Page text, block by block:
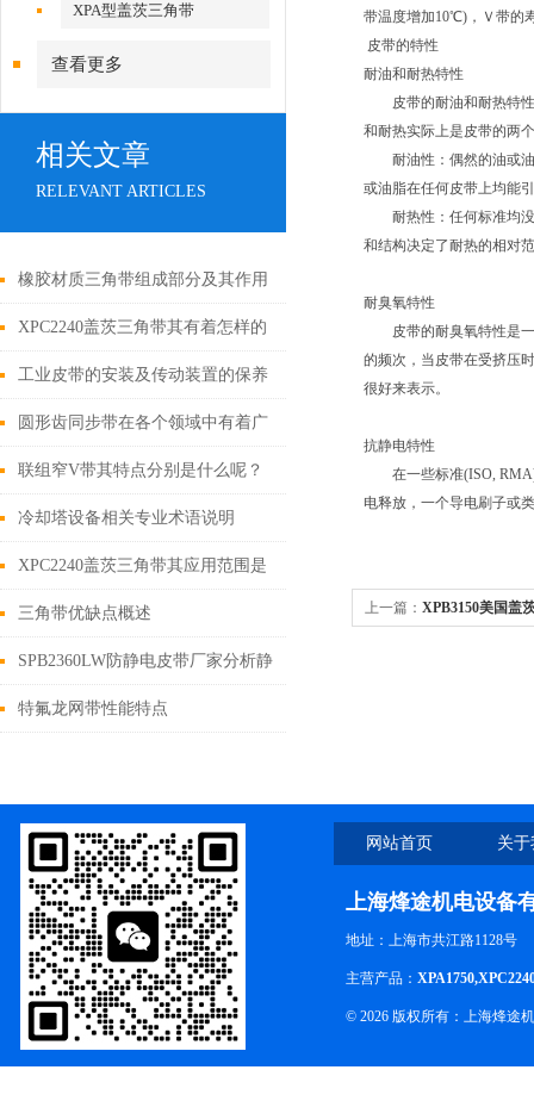
XPA型盖茨三角带
查看更多
相关文章
RELEVANT ARTICLES
橡胶材质三角带组成部分及其作用
XPC2240盖茨三角带其有着怎样的
结构特点呢？
工业皮带的安装及传动装置的保养
圆形齿同步带在各个领域中有着广
泛的作用
联组窄V带其特点分别是什么呢？
冷却塔设备相关专业术语说明
XPC2240盖茨三角带其应用范围是
极为广泛的
三角带优缺点概述
SPB2360LW防静电皮带厂家分析静
电的危害及防治
特氟龙网带性能特点
带温度增加10℃)，Ｖ带的
皮带的特性
耐油和耐热特性
皮带的耐油和耐热特性(
和耐热实际上是皮带的两
耐油性：偶然的油或油
或油脂在任何皮带上均能
耐热性：任何标准均没
和结构决定了耐热的相对
耐臭氧特性
皮带的耐臭氧特性是一
的频次，当皮带在受挤压
很好来表示。
抗静电特性
在一些标准(ISO, RMA)
电释放，一个导电刷子或
上一篇： XPB3150美国盖
网站首页 关
上海烽途机电设备
地址：上海市共江路1128号
主营产品：
© 2026 版权所有：上海烽途